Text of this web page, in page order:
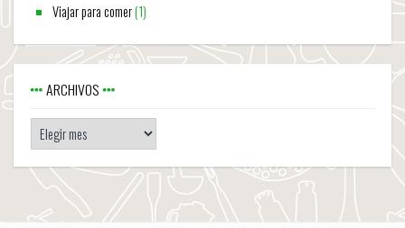
Viajar para comer(1)
ARCHIVOS